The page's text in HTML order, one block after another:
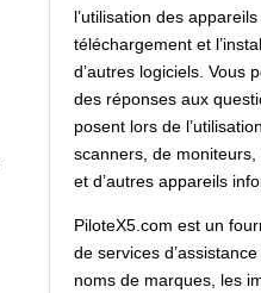
l’utilisation des
téléchargement et
d’autres logiciels. Vous
des réponses aux
posent lors de
scanners, de moniteurs,
et d’autres appareils
PiloteX5.com est un
de services
noms de marques, les